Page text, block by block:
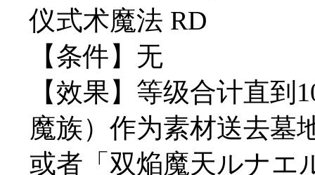
仪式术魔法 RD
【条件】无
【效果】等级合计直到
魔族）作为素材送去墓
或者「双焔魔天ルナエ